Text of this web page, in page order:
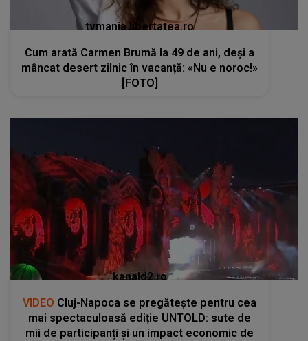
tvmania.libertatea.ro
Cum arată Carmen Brumă la 49 de ani, deși a
mâncat desert zilnic în vacanță: «Nu e noroc!»
[FOTO]
kanald2.ro
VIDEO Cluj-Napoca se pregătește pentru cea
mai spectaculoasă ediție UNTOLD: sute de
mii de participanți și un impact economic de